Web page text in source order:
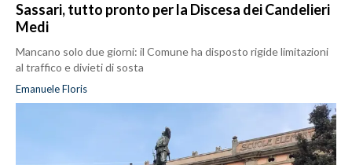
Sassari, tutto pronto per la Discesa dei Candelieri
Medi
Mancano solo due giorni: il Comune ha disposto rigide limitazioni
al traffico e divieti di sosta
Emanuele Floris